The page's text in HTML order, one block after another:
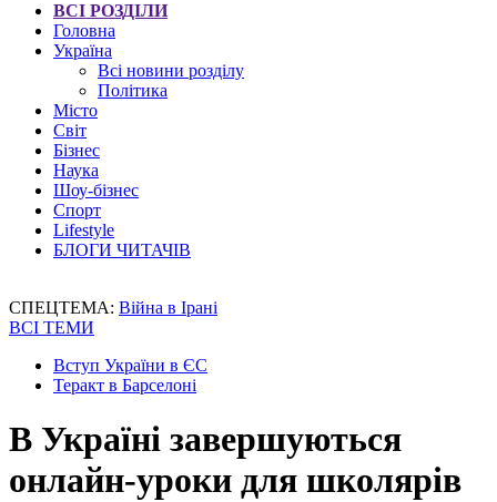
ВСІ РОЗДІЛИ
Головна
Україна
Всі новини розділу
Політика
Місто
Світ
Бізнес
Наука
Шоу-бізнес
Спорт
Lifestyle
БЛОГИ ЧИТАЧІВ
СПЕЦТЕМА: Війна в Ірані
ВСІ ТЕМИ
Вступ України в ЄС
Теракт в Барселоні
В Україні завершуються
онлайн-уроки для школярів